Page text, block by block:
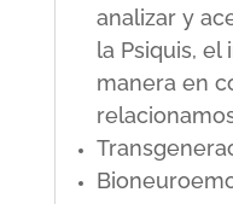
analizar y
la Psiquis, el
manera en